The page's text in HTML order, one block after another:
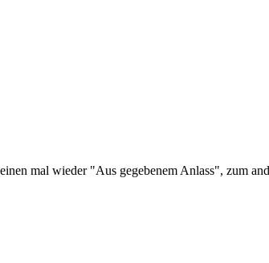
mal wieder "Aus gegebenem Anlass", zum